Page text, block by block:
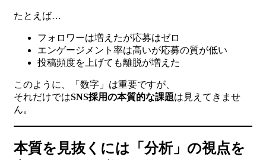
たとえば…
フォロワーは増えたが応募はゼロ
エンゲージメント率は高いが応募の質が低い
投稿頻度を上げても離脱が増えた
このように、「数字」は重要ですが、
それだけではSNS採用の本質的な課題は見えてきませ
ん。
本質を見抜くには「分析」の視点を